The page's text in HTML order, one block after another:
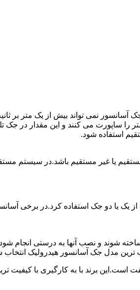
نمی تواند بیش از یک متر بر
یا غیر مستقیم باشد.در سیستم
از یک یا دو جک استفاده کرد.در برخی
شوند و نصب آنها به درستی انجام
مدل جک آسانسور هیدرولیک انتخاب
است.این برند با به کارگیری با